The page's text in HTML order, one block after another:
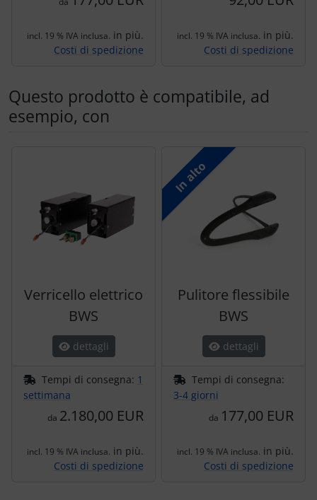
incl. 19 % IVA inclusa. in più.
Costi di spedizione
incl. 19 % IVA inclusa. in più.
Costi di spedizione
Questo prodotto è compatibile, ad
esempio, con
Segue uno slider dei prodotti: utilizzare il tasto
Verricello elettrico
BWS
dettagli
Tempi di consegna: 1
settimana
da 2.180,00 EUR
incl. 19 % IVA inclusa. in più.
Costi di spedizione
In alto
Pulitore flessibile
BWS
dettagli
Tempi di consegna:
3-4 giorni
da 177,00 EUR
incl. 19 % IVA inclusa. in più.
Costi di spedizione